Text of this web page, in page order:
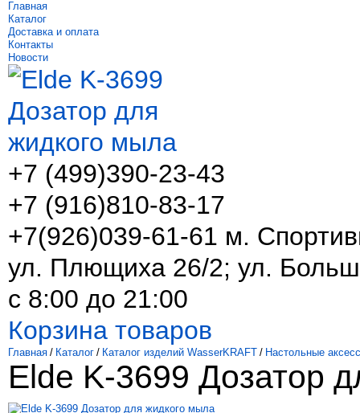
Главная
Каталог
Доставка и оплата
Контакты
Новости
+7 (499)390-23-43
+7 (916)810-83-17
+7(926)039-61-61 м.
ул. Плющиха 26/2; ул.
с 8:00 до 21:00
Корзина товаров
Главная / Каталог / Каталог изделий WasserKRAFT / Настольные
Elde K-3699 Дозатор